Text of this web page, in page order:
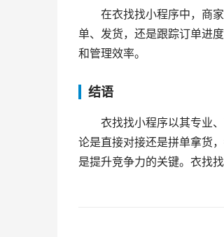
在衣找找小程序中，商
单、发货，还是跟踪订单进
和管理效率。
结语
衣找找小程序以其专业
论是直接对接还是拼单拿货
是提升竞争力的关键。衣找